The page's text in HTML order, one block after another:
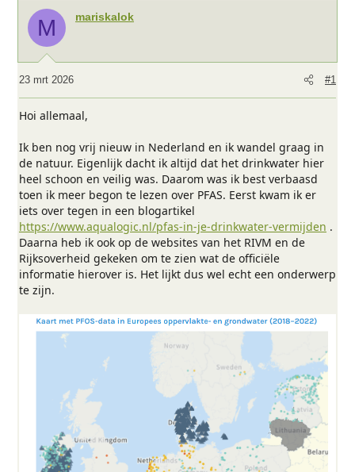
t
e
r
m
M mariskalok
23 mrt 2026 #1
Hoi allemaal,
Ik ben nog vrij nieuw in Nederland en ik wandel graag in
de natuur. Eigenlijk dacht ik altijd dat het drinkwater hier
heel schoon en veilig was. Daarom was ik best verbaasd
toen ik meer begon te lezen over PFAS. Eerst kwam ik er
iets over tegen in een blogartikel
https://www.aqualogic.nl/pfas-in-je-drinkwater-vermijden .
Daarna heb ik ook op de websites van het RIVM en de
Rijksoverheid gekeken om te zien wat de officiële
informatie hierover is. Het lijkt dus wel echt een onderwerp
te zijn.